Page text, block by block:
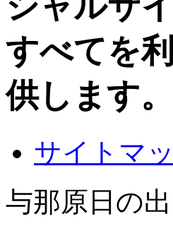
すべてを
供します。
サイトマ
与那原日の出